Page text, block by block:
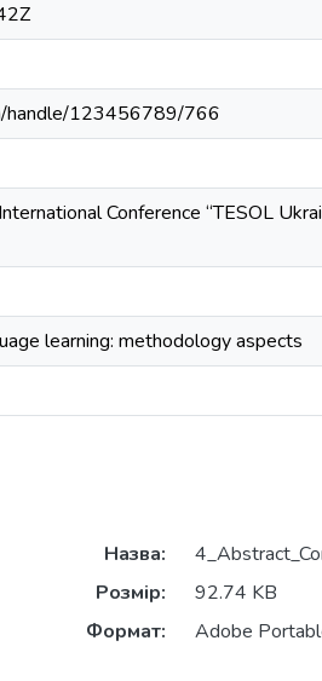
handle/123456789/766
Conference “TESOL
learning: methodology aspects
Назва:
Розмір:
92.74 KB
Формат:
Adobe